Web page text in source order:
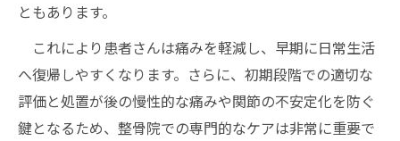
ともあります。
これにより患者さんは痛みを軽減し、早期に日常生活
へ復帰しやすくなります。さらに、初期段階での適切な
評価と処置が後の慢性的な痛みや関節の不安定化を防ぐ
鍵となるため、整骨院での専門的なケアは非常に重要で